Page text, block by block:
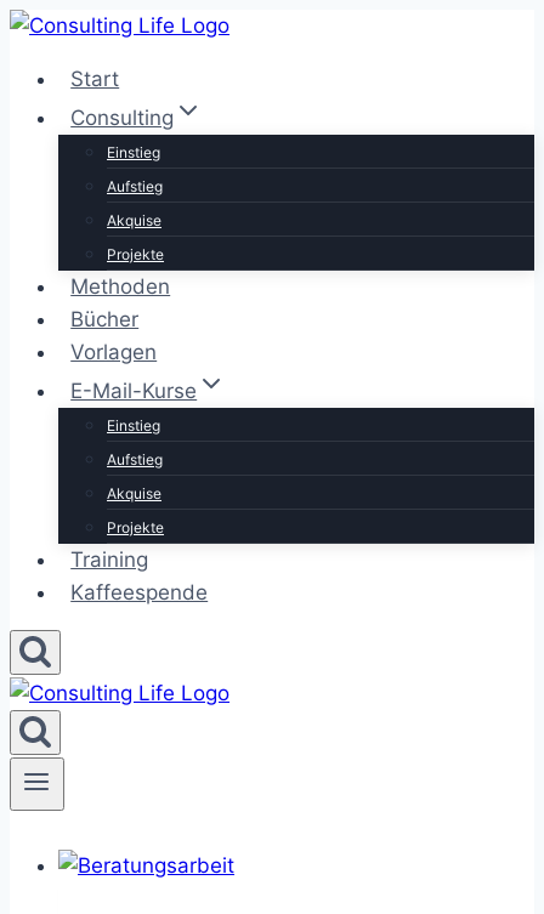
Zum
springenStart
Consulting
Einstieg
Aufstieg
Akquise
Projekte
Methoden
Bücher
Vorlagen
E-Mail-Kurse
Einstieg
Aufstieg
Akquise
Projekte
Training
Kaffeespende